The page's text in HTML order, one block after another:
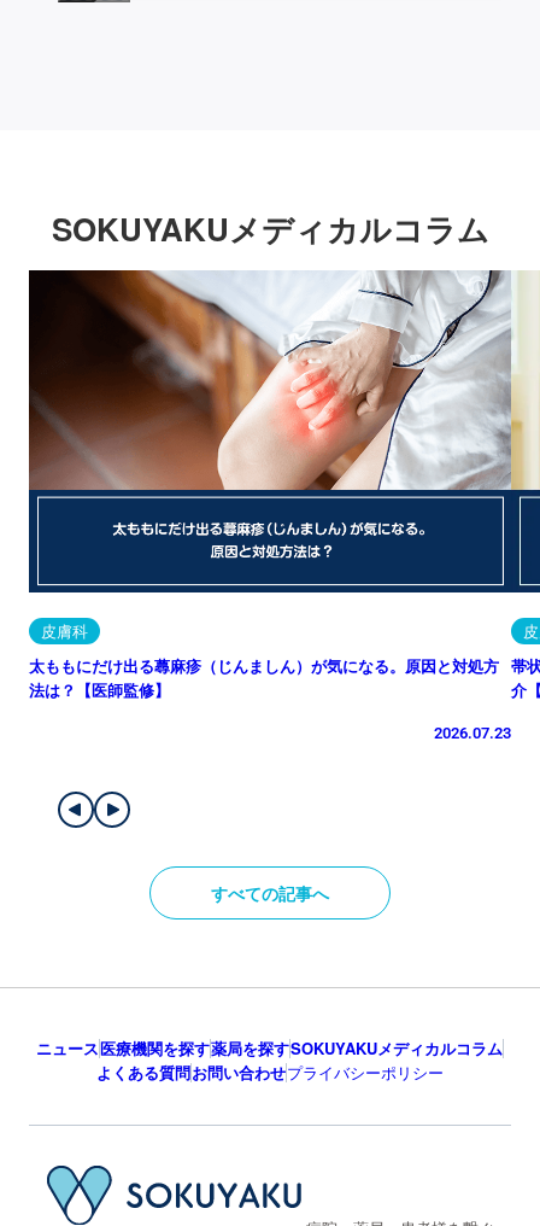
SOKUYAKUメディカルコラム
皮膚科
太ももにだけ出る蕁麻疹（じんましん）が気になる。原因と対処方
法は？【医師監修】
2026.07.23
帯
介
すべての記事へ
ニュース医療機関を探す薬局を探すSOKUYAKUメディカルコラム
よくある質問お問い合わせプライバシーポリシー